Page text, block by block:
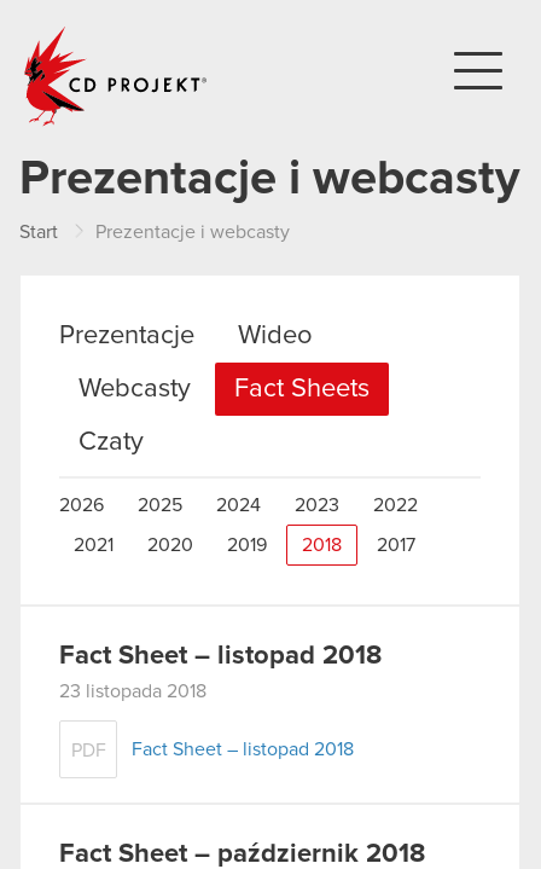
Prezentacje i webcasty
Start Prezentacje i webcasty
Prezentacje
Wideo
Webcasty
Fact Sheets
Czaty
2026 2025 2024 2023 2022
2021 2020 2019 2018 2017
Fact Sheet – listopad 2018
23 listopada 2018
PDF Fact Sheet – listopad 2018
Fact Sheet – październik 2018